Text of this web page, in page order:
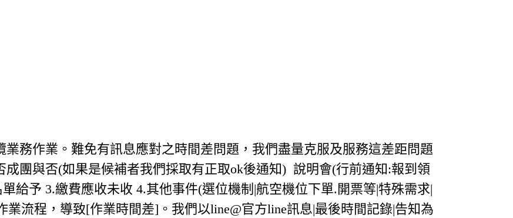
務作業。難免有訊息應對之時間差問題，我們盡量克服及服務這差距問題
成團與否(如果是候補者我們採取有正取ok後通知) 說明會(行前通知:報到領
給予 3.繳費應收未收 4.其他事件(選位機制|航空機位下單.開票等|特殊需求|
流程，導致[作業時間差]。我們以line@官方line訊息|最後時間記錄|告知為